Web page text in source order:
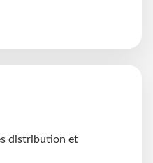
distribution et